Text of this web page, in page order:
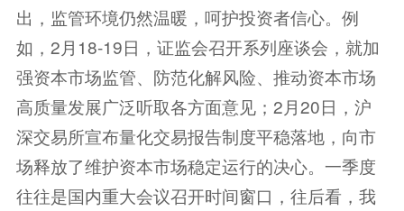
出，监管环境仍然温暖，呵护投资者信心。例
如，2月18-19日，证监会召开系列座谈会，就加
强资本市场监管、防范化解风险、推动资本市场
高质量发展广泛听取各方面意见；2月20日，沪
深交易所宣布量化交易报告制度平稳落地，向市
场释放了维护资本市场稳定运行的决心。一季度
往往是国内重大会议召开时间窗口，往后看，我